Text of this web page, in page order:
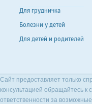
Для грудничка
Болезни у детей
Для детей и родителей
Сайт предоставляет только
консультацией обращайтесь к
ответственности за